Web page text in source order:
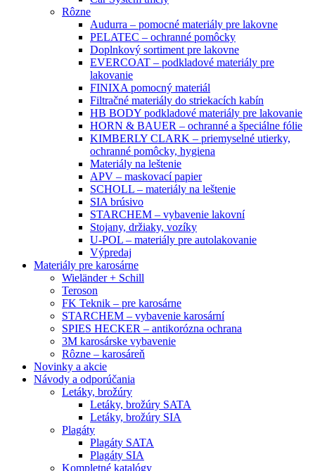
Rôzne
Audurra – pomocné materiály pre lakovne
PELATEC – ochranné pomôcky
Doplnkový sortiment pre lakovne
EVERCOAT – podkladové materiály pre
lakovanie
FINIXA pomocný materiál
Filtračné materiály do striekacích kabín
HB BODY podkladové materiály pre lakovanie
HORN & BAUER – ochranné a špeciálne fólie
KIMBERLY CLARK – priemyselné utierky,
ochranné pomôcky, hygiena
Materiály na leštenie
APV – maskovací papier
SCHOLL – materiály na leštenie
SIA brúsivo
STARCHEM – vybavenie lakovní
Stojany, držiaky, vozíky
U-POL – materiály pre autolakovanie
Výpredaj
Materiály pre karosárne
Wieländer + Schill
Teroson
FK Teknik – pre karosárne
STARCHEM – vybavenie karosární
SPIES HECKER – antikorózna ochrana
3M karosárske vybavenie
Rôzne – karosáreň
Novinky a akcie
Návody a odporúčania
Letáky, brožúry
Letáky, brožúry SATA
Letáky, brožúry SIA
Plagáty
Plagáty SATA
Plagáty SIA
Kompletné katalógy